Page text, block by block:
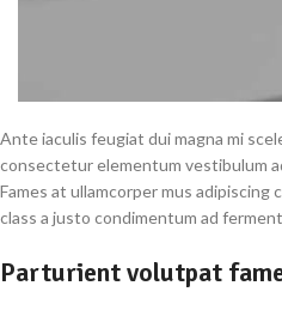
Ante iaculis feugiat dui magna mi
consectetur elementum vestibulum
Fames at ullamcorper mus
class a justo condimentum ad
Parturient volutpat